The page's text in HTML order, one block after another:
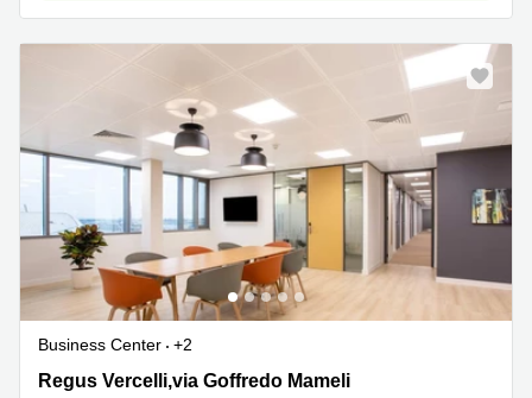
Business Center
+2
Regus Vercelli,via Goffredo Mameli 1, Vercelli
Regus Vercelli,via Goffredo Mameli